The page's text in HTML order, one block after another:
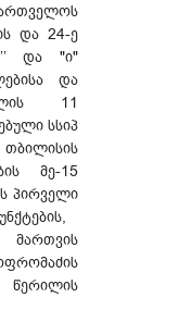
და 24-ე
და "ი"
და
11
სსიპ
მე-15
პირველი